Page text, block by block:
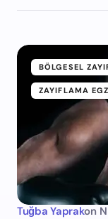
BÖLGESEL
ZAYIFLAMA
Tuğba Yaprakon